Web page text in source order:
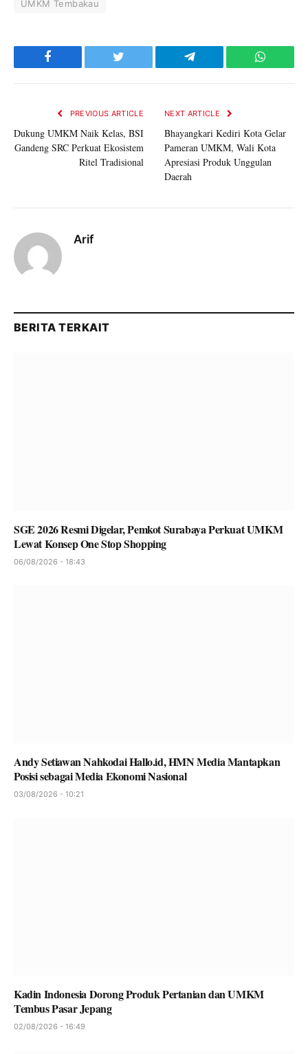
UMKM Tembakau
Facebook Twitter Telegram
PREVIOUS ARTICLE
Dukung UMKM Naik Kelas, BSI
Gandeng SRC Perkuat Ekosistem
Ritel Tradisional
NEXT ARTICLE
Bhayangkari Kediri Kota Gelar
Pameran UMKM, Wali Kota
Apresiasi Produk Unggulan
Daerah
Arif
BERITA TERKAIT
SGE 2026 Resmi Digelar, Pemkot Surabaya Perkuat UMKM
Lewat Konsep One Stop Shopping
06/08/2026 - 18:43
Andy Setiawan Nahkodai Hallo.id, HMN Media Mantapkan
Posisi sebagai Media Ekonomi Nasional
03/08/2026 - 10:21
Kadin Indonesia Dorong Produk Pertanian dan UMKM
Tembus Pasar Jepang
02/08/2026 - 16:49